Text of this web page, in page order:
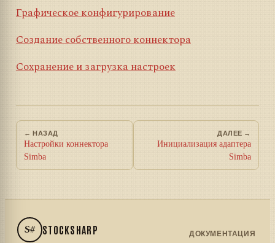
Графическое конфигурирование
Создание собственного коннектора
Сохранение и загрузка настроек
← НАЗАД
Настройки коннектора
Simba
ДАЛЕЕ →
Инициализация адаптера
Simba
S# STOCKSHARP ДОКУМЕНТАЦИЯ